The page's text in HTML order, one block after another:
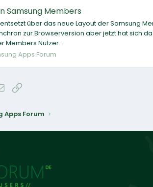
Samsung Members
über das neue Layout der Samsung
zur Browserversion aber jetzt hat sich
Members Nutzer...
Apps Forum
E-Mail
Apps Forum